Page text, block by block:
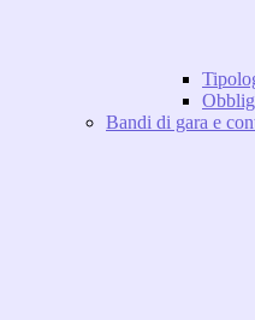
Bandi di gara e